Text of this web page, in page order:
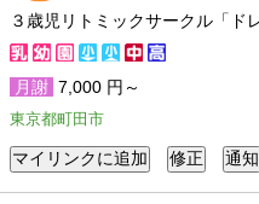
３歳児リトミックサークル「ド
月謝 7,000 円～
東京都町田市